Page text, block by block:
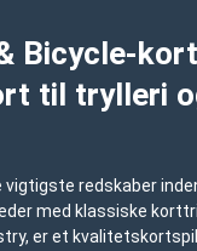
Bicycle-
til trylleri
vigtigste redskaber
med klassiske
er et